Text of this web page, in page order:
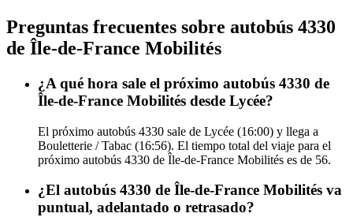
Preguntas frecuentes sobre autobús 4330
de Île-de-France Mobilités
¿A qué hora sale el próximo autobús 4330 de
Île-de-France Mobilités desde Lycée?
El próximo autobús 4330 sale de Lycée (16:00) y llega a
Bouletterie / Tabac (16:56). El tiempo total del viaje para el
próximo autobús 4330 de Île-de-France Mobilités es de 56.
¿El autobús 4330 de Île-de-France Mobilités va
puntual, adelantado o retrasado?